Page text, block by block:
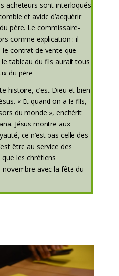
acheteurs sont interloqués
et avide d’acquérir
père. Le commissaire-
comme explication : il
le contrat de vente que
tableau du fils aurait tous
du père.
histoire, c’est Dieu et bien
« Et quand on a le fils,
du monde », enchérit
Jésus montre aux
ce n’est pas celle des
être au service des
que les chrétiens
novembre avec la fête du